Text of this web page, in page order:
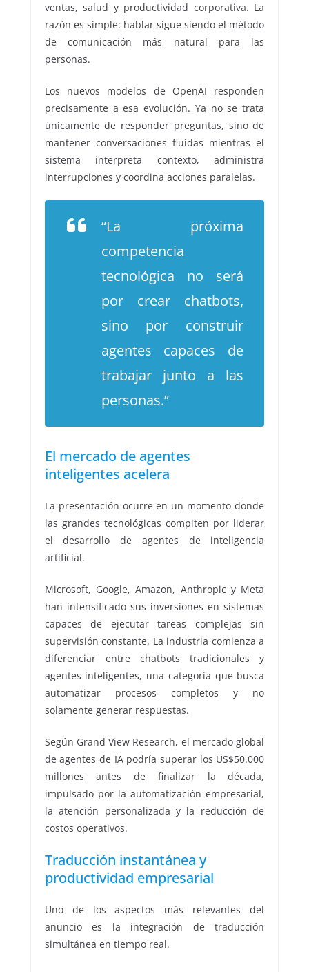
ventas, salud y productividad corporativa. La
razón es simple: hablar sigue siendo el método
de comunicación más natural para las
personas.
Los nuevos modelos de OpenAI responden
precisamente a esa evolución. Ya no se trata
únicamente de responder preguntas, sino de
mantener conversaciones fluidas mientras el
sistema interpreta contexto, administra
interrupciones y coordina acciones paralelas.
“La próxima
competencia
tecnológica no será
por crear chatbots,
sino por construir
agentes capaces de
trabajar junto a las
personas.”
El mercado de agentes
inteligentes acelera
La presentación ocurre en un momento donde
las grandes tecnológicas compiten por liderar
el desarrollo de agentes de inteligencia
artificial.
Microsoft, Google, Amazon, Anthropic y Meta
han intensificado sus inversiones en sistemas
capaces de ejecutar tareas complejas sin
supervisión constante. La industria comienza a
diferenciar entre chatbots tradicionales y
agentes inteligentes, una categoría que busca
automatizar procesos completos y no
solamente generar respuestas.
Según Grand View Research, el mercado global
de agentes de IA podría superar los US$50.000
millones antes de finalizar la década,
impulsado por la automatización empresarial,
la atención personalizada y la reducción de
costos operativos.
Traducción instantánea y
productividad empresarial
Uno de los aspectos más relevantes del
anuncio es la integración de traducción
simultánea en tiempo real.